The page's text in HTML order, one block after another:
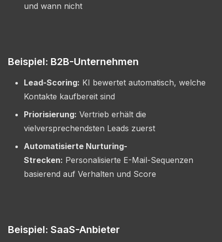
und wann nicht
Beispiel: B2B-Unternehmen
Lead-Scoring: KI bewertet automatisch, welche
Kontakte kaufbereit sind
Priorisierung: Vertrieb erhält die
vielversprechendsten Leads zuerst
Automatisierte Nurturing-
Strecken: Personalisierte E-Mail-Sequenzen
basierend auf Verhalten und Score
Beispiel: SaaS-Anbieter